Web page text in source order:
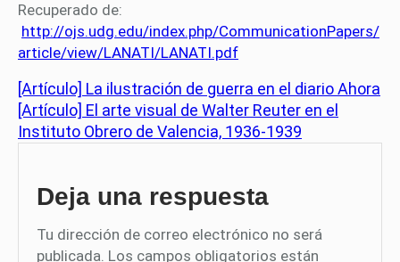
Recuperado de:
http://ojs.udg.edu/index.php/CommunicationPapers/
article/view/LANATI/LANATI.pdf
[Artículo] La ilustración de guerra en el diario Ahora
[Artículo] El arte visual de Walter Reuter en el
Instituto Obrero de Valencia, 1936-1939
Deja una respuesta
Tu dirección de correo electrónico no será
publicada. Los campos obligatorios están